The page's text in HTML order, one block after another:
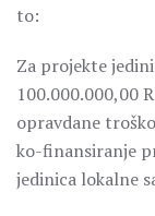
to:
Za projekte
100.000.000,00
opravdane
ko-finansiranje
jedinica lokalne